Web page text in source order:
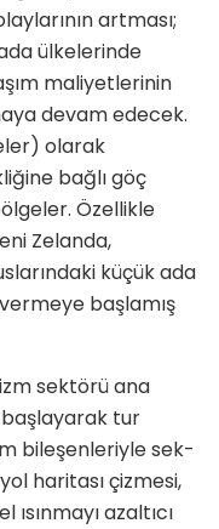
artması;
ülkelerinde
maliyetlerinin
devam edecek.
olarak
bağlı göç
Özellik­le
Zelanda,
küçük ada
başla­mış
sektörü ana
başlayarak tur
bileşenleriyle sek­
haritası çizmesi,
azaltıcı